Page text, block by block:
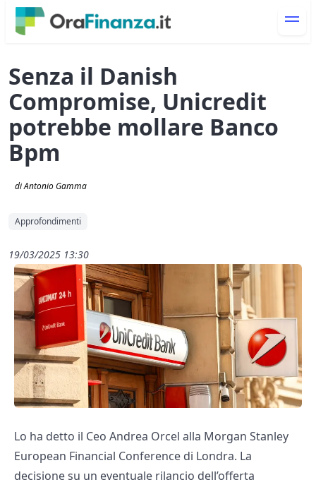
Senza il Danish
Compromise, Unicredit
potrebbe mollare Banco
Bpm
di Antonio Gamma
Approfondimenti
19/03/2025 13:30
Lo ha detto il Ceo Andrea Orcel alla Morgan Stanley
European Financial Conference di Londra. La
decisione su un eventuale rilancio dell’offerta